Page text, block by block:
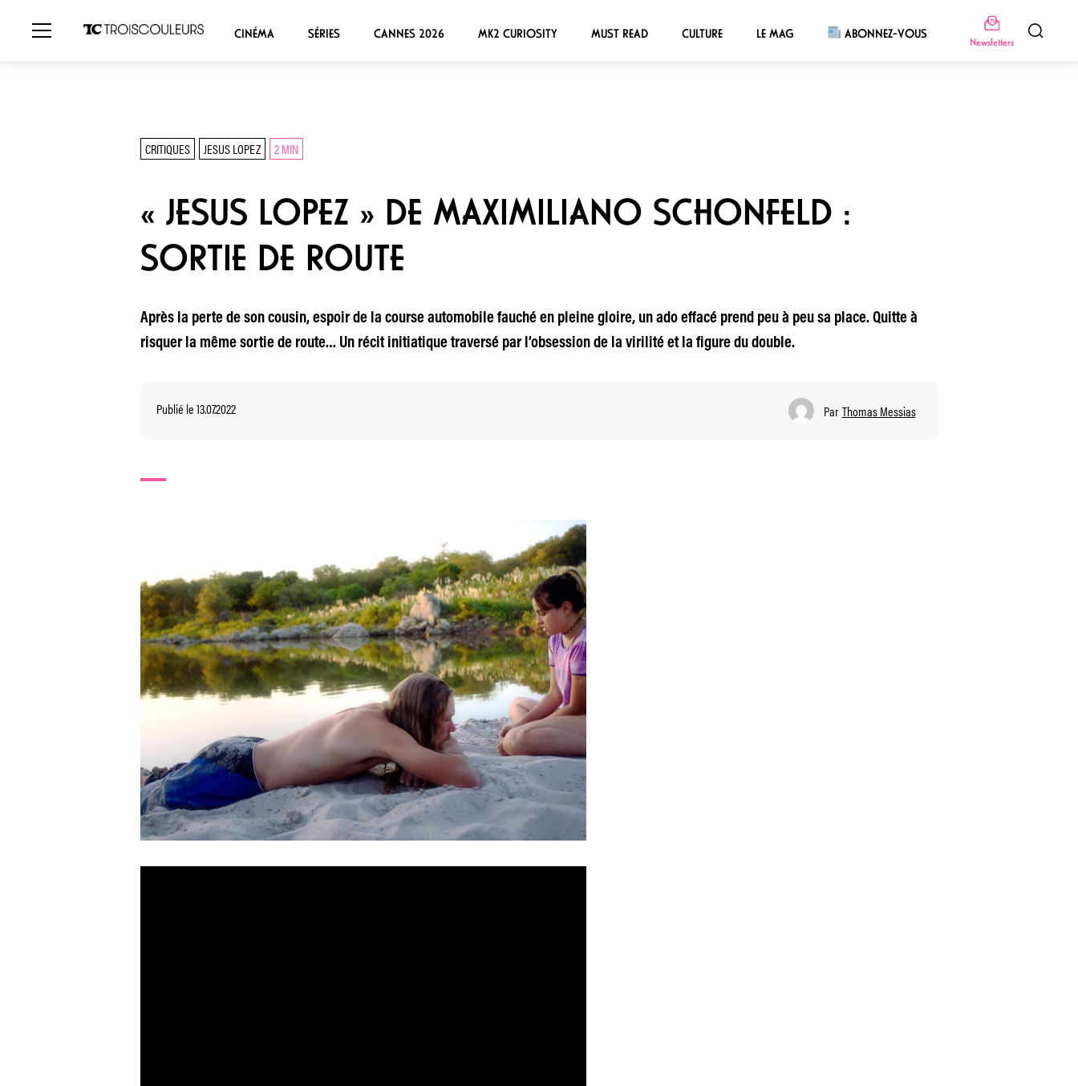
CINÉMA SÉRIES CANNES 2026 MK2 CURIOSITY MUST READ CULTURE LE MAG ABONNEZ-VOUS
Newsletters
CRITIQUES JESUS LOPEZ 2 MIN
« JESUS LOPEZ » DE MAXIMILIANO SCHONFELD :
SORTIE DE ROUTE
Après la perte de son cousin, espoir de la course automobile fauché en pleine gloire, un ado effacé prend peu à peu sa place. Quitte à
risquer la même sortie de route… Un récit initiatique traversé par l’obsession de la virilité et la figure du double.
Publié le 13.07.2022 Par Thomas Messias